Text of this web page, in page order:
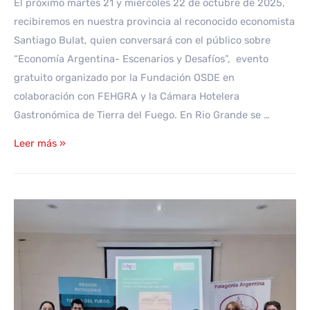
El próximo martes 21 y miércoles 22 de octubre de 2025,
recibiremos en nuestra provincia al reconocido economista
Santiago Bulat, quien conversará con el público sobre
“Economía Argentina- Escenarios y Desafíos”, evento
gratuito organizado por la Fundación OSDE en
colaboración con FEHGRA y la Cámara Hotelera
Gastronómica de Tierra del Fuego. En Rio Grande se …
Santiago
Tierra
Fuego:
Leer más »